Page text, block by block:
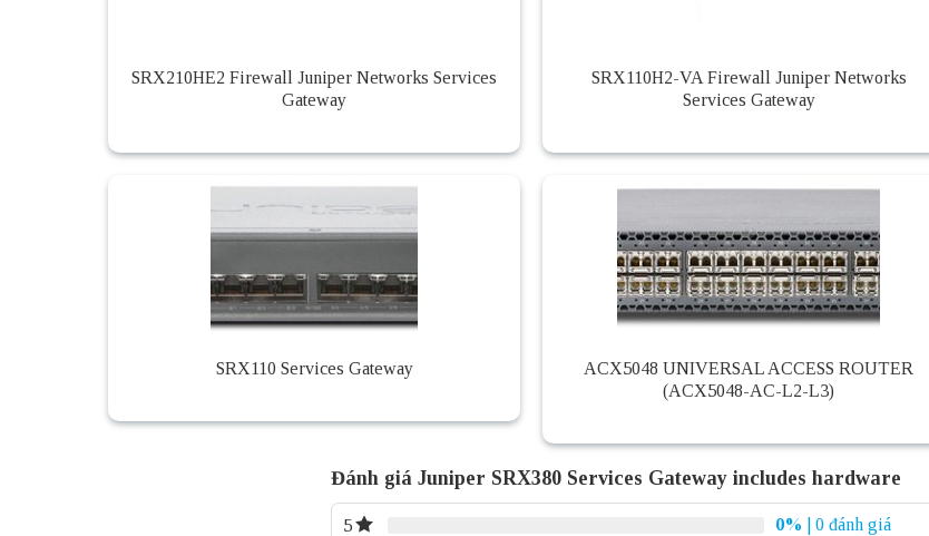
SRX210HE2 Firewall Juniper Networks Services
Gateway
SRX110H2-VA Firewall Juniper Networks
Services Gateway
SRX110 Services Gateway
ACX5048 UNIVERSAL ACCESS ROUTER
(ACX5048-AC-L2-L3)
Đánh giá Juniper SRX380 Services Gateway includes hardware
5 0%
| 0 đánh giá